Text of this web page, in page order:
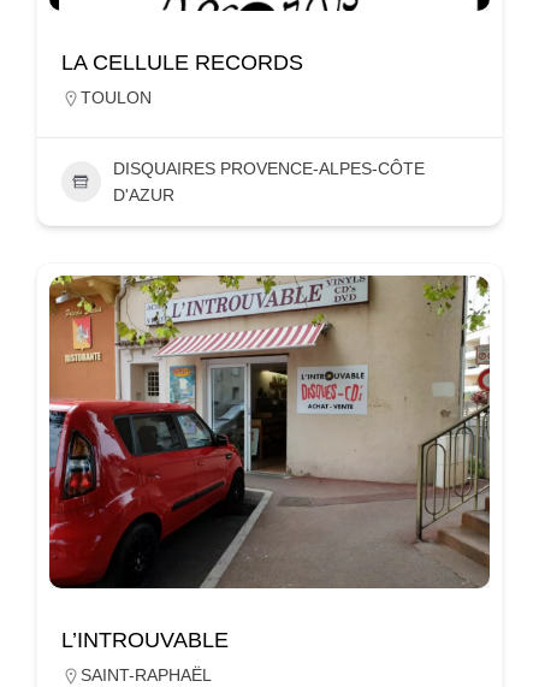
LA CELLULE RECORDS
TOULON
DISQUAIRES PROVENCE-ALPES-CÔTE
D'AZUR
L’INTROUVABLE
SAINT-RAPHAËL